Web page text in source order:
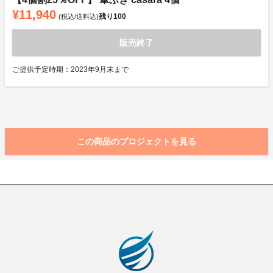
¥11,940 (税込/送料込)残り100
販売終了
ご提供予定時期：2023年9月末まで
この商品のプロジェクトを見る